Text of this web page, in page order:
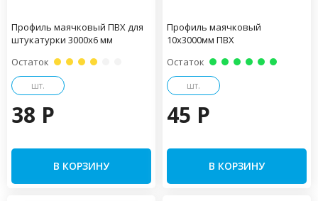
Профиль маячковый ПВХ для
штукатурки 3000х6 мм
Остаток
шт.
38 P
В КОРЗИНУ
Профиль маячковый
10х3000мм ПВХ
Остаток
шт.
45 P
В КОРЗИНУ